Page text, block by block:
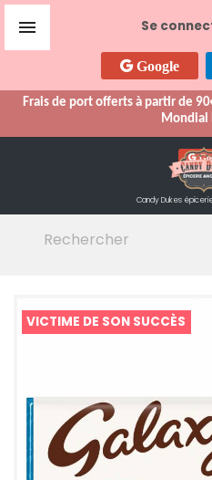
Se
Google
Frais de port offerts à partir de
Mondial

Candy Dukes
VICTIME DE SON SUCCÈS